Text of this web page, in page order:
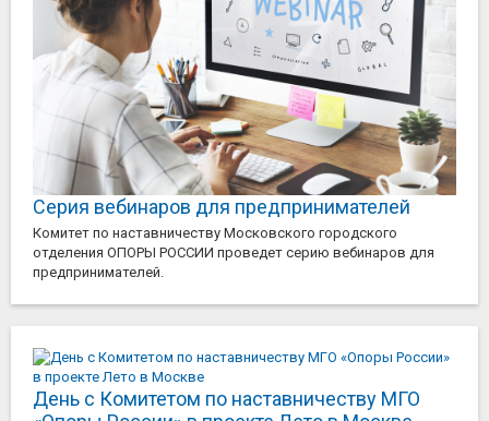
Серия вебинаров для предпринимателей
Комитет по наставничеству Московского городского
отделения ОПОРЫ РОССИИ проведет серию вебинаров для
предпринимателей.
День с Комитетом по наставничеству МГО